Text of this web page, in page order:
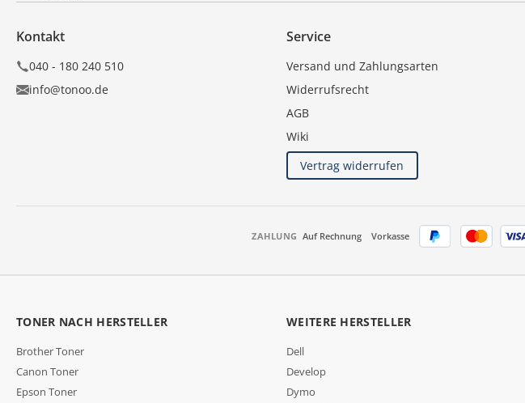
Kontakt
040 - 180 240 510
info@tonoo.de
Service
Versand und Zahlungsarten
Widerrufsrecht
AGB
Wiki
Vertrag widerrufen
ZAHLUNG Auf Rechnung Vorkasse
TONER NACH HERSTELLER
Brother Toner
Canon Toner
Epson Toner
WEITERE HERSTELLER
Dell
Develop
Dymo